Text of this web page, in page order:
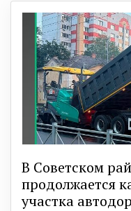
В Советском
продолжается
участка